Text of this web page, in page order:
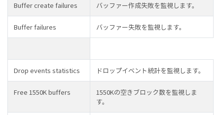
Buffer create failures バッファー作成失敗を監視します。
Buffer failures バッファー失敗を監視します。
Drop events statistics ドロップイベント統計を監視します。
Free 1550K buffers
1550Kの空きブロック数を監視しま
す。